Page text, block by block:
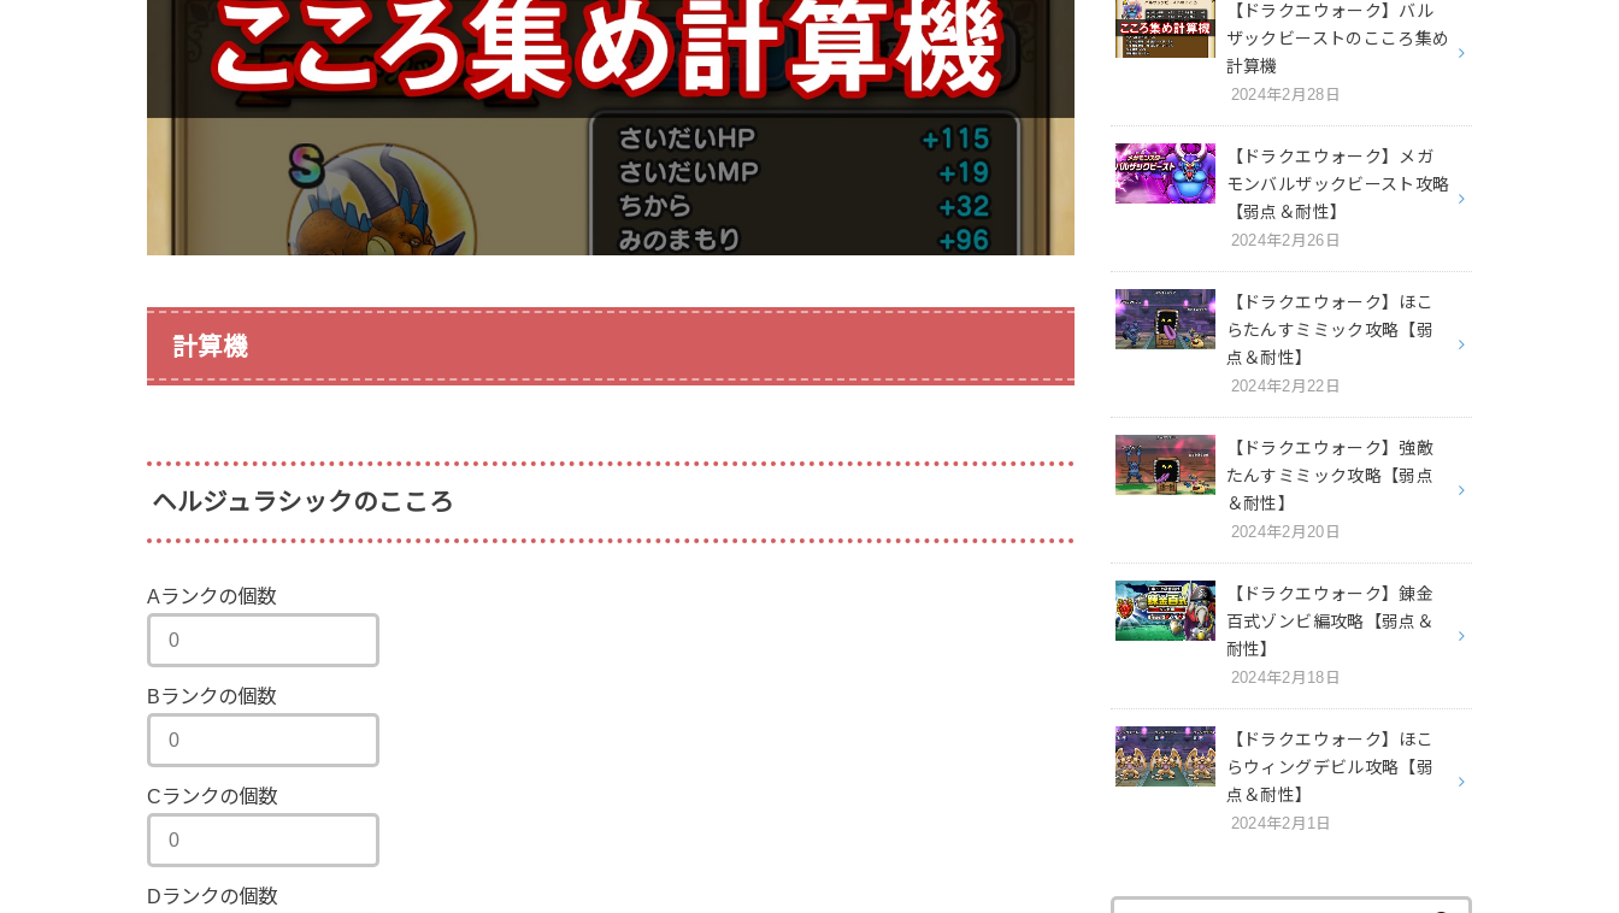
計算機
ヘルジュラシックのこころ
Aランクの個数
Bランクの個数
Cランクの個数
Dランクの個数
【ドラクエウォーク】バル
ザックビーストのこころ集め
計算機
2024年2月28日
【ドラクエウォーク】メガ
モンバルザックビースト攻略
【弱点＆耐性】
2024年2月26日
【ドラクエウォーク】ほこ
らたんすミミック攻略【弱
点＆耐性】
2024年2月22日
【ドラクエウォーク】強敵
たんすミミック攻略【弱点
＆耐性】
2024年2月20日
【ドラクエウォーク】錬金
百式ゾンビ編攻略【弱点＆
耐性】
2024年2月18日
【ドラクエウォーク】ほこ
らウィングデビル攻略【弱
点＆耐性】
2024年2月1日